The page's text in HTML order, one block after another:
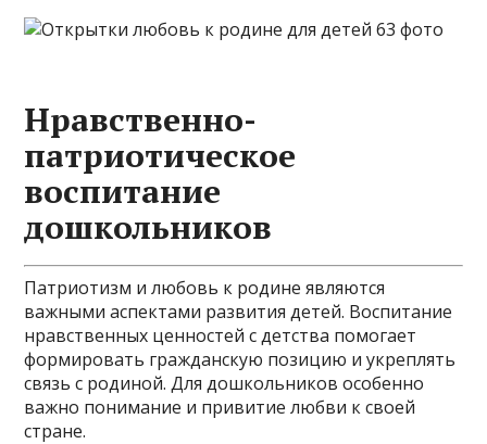
Нравственно-
патриотическое
воспитание
дошкольников
Патриотизм и любовь к родине являются
важными аспектами развития детей. Воспитание
нравственных ценностей с детства помогает
формировать гражданскую позицию и укреплять
связь с родиной. Для дошкольников особенно
важно понимание и привитие любви к своей
стране.